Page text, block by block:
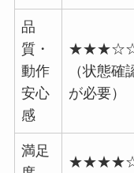
品
質・
動作
安心
感
（状態確
が必要）
満足